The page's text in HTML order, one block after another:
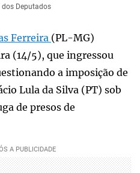
Deputados
Ferreira (PL-MG)
(14/5), que ingressou
a imposição de
Lula da Silva (PT) sob
de presos de